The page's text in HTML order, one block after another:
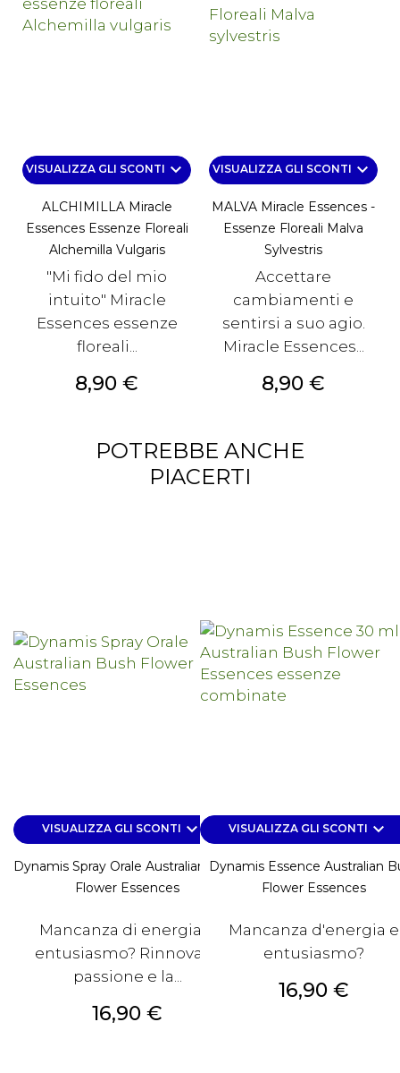
VISUALIZZA GLI SCONTI keyboard_arrow_down
ALCHIMILLA Miracle
Essences Essenze Floreali
Alchemilla Vulgaris
"Mi fido del mio
intuito" Miracle
Essences essenze
floreali...
Prezzo
8,90 €
VISUALIZZA GLI SCONTI keyboard_arrow_down
MALVA Miracle Essences -
Essenze Floreali Malva
Sylvestris
Accettare
cambiamenti e
sentirsi a suo agio.
Miracle Essences...
Prezzo
8,90 €
POTREBBE ANCHE
PIACERTI
VISUALIZZA GLI SCONTI keyboard_arrow_down
Dynamis Spray Orale Australian Bush
Flower Essences
Mancanza di energia e
entusiasmo? Rinnova la
passione e la...
Prezzo
16,90 €
VISUALIZZA GLI SCONTI keyboard_arrow_down
Dynamis Essence Australian
Flower Essences
Mancanza d'energia e
entusiasmo?
Prezzo
16,90 €